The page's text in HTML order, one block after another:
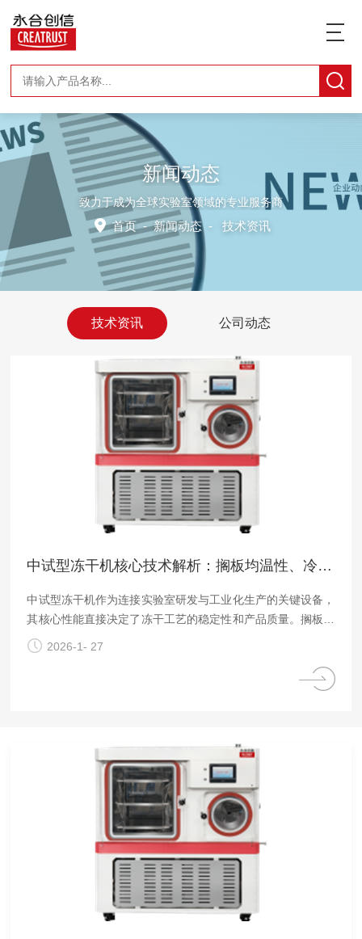
新闻动态
致力于成为全球实验室领域的专业服务商
首页-新闻动态- 技术资讯
技术资讯 公司动态
中试型冻干机核心技术解析：搁板均温性、冷凝器效率与智能控制的协同优化
中试型冻干机作为连接实验室研发与工业化生产的关键设备，
其核心性能直接决定了冻干工艺的稳定性和产品质量。搁板均
温性、冷凝器效率与智能控制的协同优化，构成了中试型冻干
2026-1- 27